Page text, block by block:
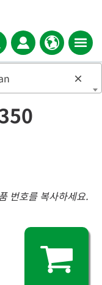
×
번호를 복사하세요.